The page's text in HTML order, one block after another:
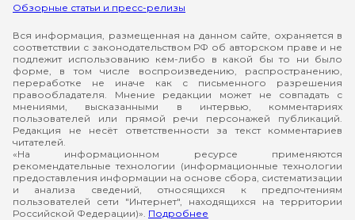
Обзорные статьи и пресс-релизы
Вся информация, размещенная на данном сайте, охраняется в
соответствии с законодательством РФ об авторском праве и не
подлежит использованию кем-либо в какой бы то ни было
форме, в том числе воспроизведению, распространению,
переработке не иначе как с письменного разрешения
правообладателя. Мнение редакции может не совпадать с
мнениями, высказанными в интервью, комментариях
пользователей или прямой речи персонажей публикаций.
Редакция не несёт ответственности за текст комментариев
читателей.
«На информационном ресурсе применяются
рекомендательные технологии (информационные технологии
предоставления информации на основе сбора, систематизации
и анализа сведений, относящихся к предпочтениям
пользователей сети "Интернет", находящихся на территории
Российской Федерации)». Подробнее